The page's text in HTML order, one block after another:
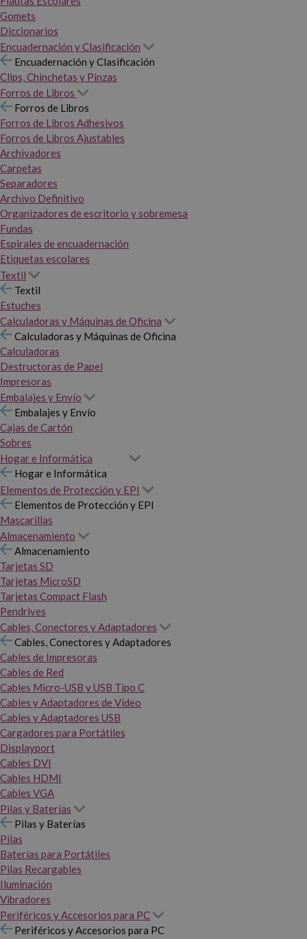
Gomets
Diccionarios
Encuadernación y Clasificación
Encuadernación y Clasificación
Clips, Chinchetas y Pinzas
Forros de Libros
Forros de Libros
Forros de Libros Adhesivos
Forros de Libros Ajustables
Archivadores
Carpetas
Separadores
Archivo Definitivo
Organizadores de escritorio y sobremesa
Fundas
Espirales de encuadernación
Etiquetas escolares
Textil
Textil
Estuches
Calculadoras y Máquinas de Oficina
Calculadoras y Máquinas de Oficina
Calculadoras
Destructoras de Papel
Impresoras
Embalajes y Envío
Embalajes y Envío
Cajas de Cartón
Sobres
Hogar e Informática
Hogar e Informática
Elementos de Protección y EPI
Elementos de Protección y EPI
Mascarillas
Almacenamiento
Almacenamiento
Tarjetas SD
Tarjetas MicroSD
Tarjetas Compact Flash
Pendrives
Cables, Conectores y Adaptadores
Cables, Conectores y Adaptadores
Cables de Impresoras
Cables de Red
Cables Micro-USB y USB Tipo C
Cables y Adaptadores de Vídeo
Cables y Adaptadores USB
Cargadores para Portátiles
Displayport
Cables DVI
Cables HDMI
Cables VGA
Pilas y Baterías
Pilas y Baterías
Pilas
Baterías para Portátiles
Pilas Recargables
Iluminación
Vibradores
Periféricos y Accesorios para PC
Periféricos y Accesorios para PC